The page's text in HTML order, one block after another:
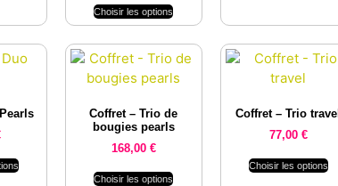
Choisir les options
Coffret – Trio de
bougies pearls
168,00 €
Choisir les options
Coffret – Trio travel
77,00 €
Choisir les options